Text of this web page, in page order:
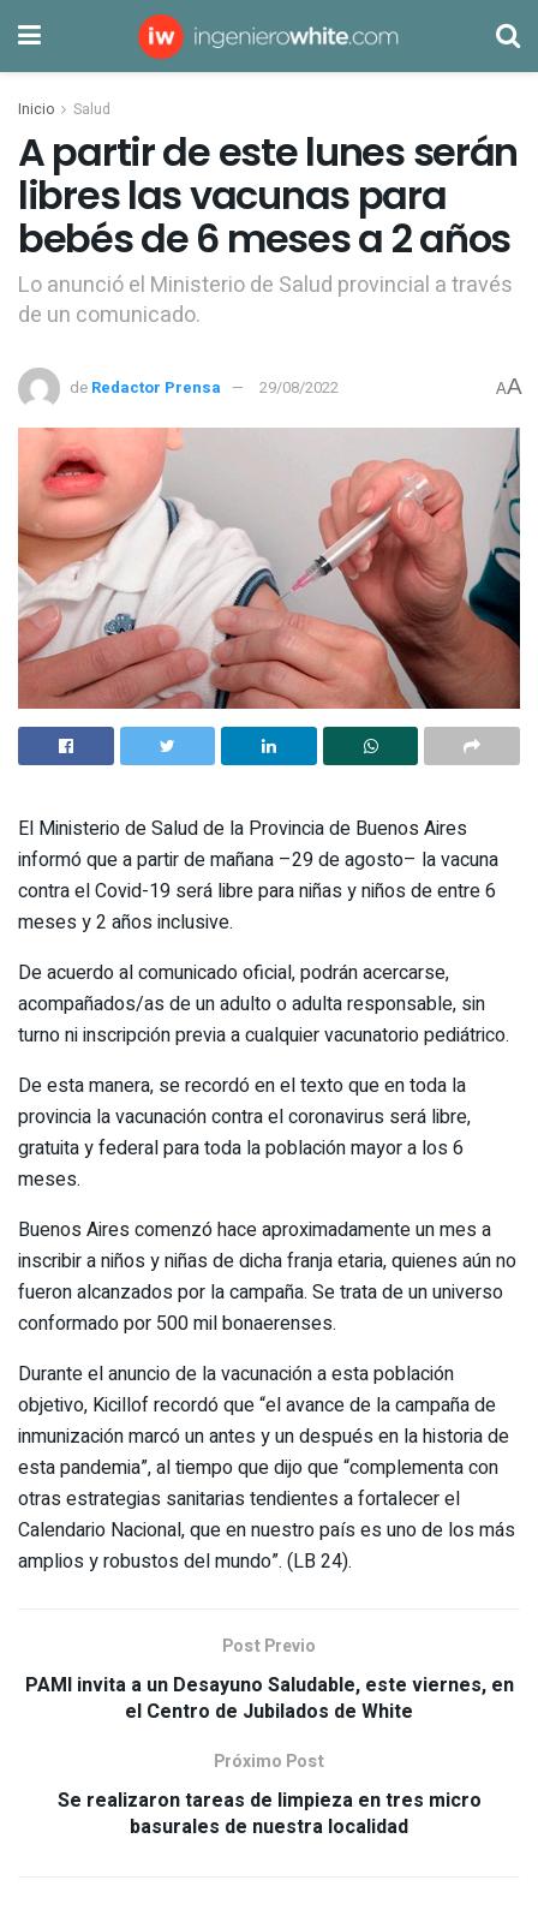
Inicio Salud
A partir de este lunes serán
libres las vacunas para
bebés de 6 meses a 2 años
Lo anunció el Ministerio de Salud provincial a través
de un comunicado.
de Redactor Prensa 29/08/2022 AA
El Ministerio de Salud de la Provincia de Buenos Aires
informó que a partir de mañana –29 de agosto– la vacuna
contra el Covid-19 será libre para niñas y niños de entre 6
meses y 2 años inclusive.
De acuerdo al comunicado oficial, podrán acercarse,
acompañados/as de un adulto o adulta responsable, sin
turno ni inscripción previa a cualquier vacunatorio pediátrico.
De esta manera, se recordó en el texto que en toda la
provincia la vacunación contra el coronavirus será libre,
gratuita y federal para toda la población mayor a los 6
meses.
Buenos Aires comenzó hace aproximadamente un mes a
inscribir a niños y niñas de dicha franja etaria, quienes aún no
fueron alcanzados por la campaña. Se trata de un universo
conformado por 500 mil bonaerenses.
Durante el anuncio de la vacunación a esta población
objetivo, Kicillof recordó que “el avance de la campaña de
inmunización marcó un antes y un después en la historia de
esta pandemia”, al tiempo que dijo que “complementa con
otras estrategias sanitarias tendientes a fortalecer el
Calendario Nacional, que en nuestro país es uno de los más
amplios y robustos del mundo”. (LB 24).
Post Previo
PAMI invita a un Desayuno Saludable, este viernes, en
el Centro de Jubilados de White
Próximo Post
Se realizaron tareas de limpieza en tres micro
basurales de nuestra localidad